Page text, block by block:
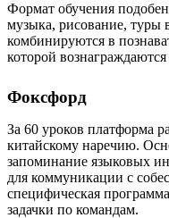
Формат обучения
музыка, рисование, туры
комбинируются в
которой
Фоксфорд
За 60 уроков платформа
китайскому наречию.
запоминание языковых
для коммуникации с
специфическая
задачки по командам.